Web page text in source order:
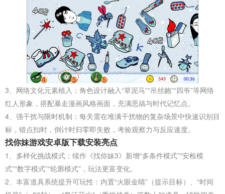
3、网络文化元素植入‌：角色设计融入“草泥马”“吊丝龅”“四爷”等网络
红人形象，搭配暴走漫画风格画面，充满恶搞与时代记忆点。
4、强干扰与限时机制‌：每关需在堆满干扰物的复杂场景中快速识别目
标，错点扣时，倒计时归零即失败，考验观察力与反应速度。
找你妹游戏安卓版下载安装亮点
1、多样化挑战模式‌：续作《找你妹3》新增“多条件模式”“安检模
式”“数字模式”“轮廓模式”，玩法更富变化。
2、丰富道具系统提升可玩性‌：内置“火眼金睛”（提示目标）、“时间